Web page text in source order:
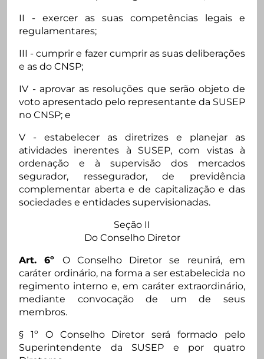
II - exercer as suas competências legais e
regulamentares;
III - cumprir e fazer cumprir as suas deliberações
e as do CNSP;
IV - aprovar as resoluções que serão objeto de
voto apresentado pelo representante da SUSEP
no CNSP; e
V - estabelecer as diretrizes e planejar as
atividades inerentes à SUSEP, com vistas à
ordenação e à supervisão dos mercados
segurador, ressegurador, de previdência
complementar aberta e de capitalização e das
sociedades e entidades supervisionadas.
Seção II
Do Conselho Diretor
Art. 6º O Conselho Diretor se reunirá, em
caráter ordinário, na forma a ser estabelecida no
regimento interno e, em caráter extraordinário,
mediante convocação de um de seus
membros.
§ 1º O Conselho Diretor será formado pelo
Superintendente da SUSEP e por quatro